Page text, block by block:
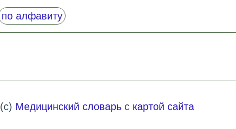
по алфавиту
(c) Медицинский словарьс картой сайта